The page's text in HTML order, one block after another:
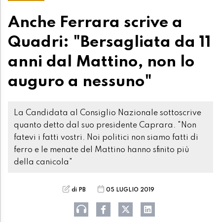
Anche Ferrara scrive a
Quadri: "Bersagliata da 11
anni dal Mattino, non lo
auguro a nessuno"
La Candidata al Consiglio Nazionale sottoscrive
quanto detto dal suo presidente Caprara. "Non
fatevi i fatti vostri. Noi politici non siamo fatti di
ferro e le menate del Mattino hanno sfinito più
della canicola"
di PB 05 LUGLIO 2019